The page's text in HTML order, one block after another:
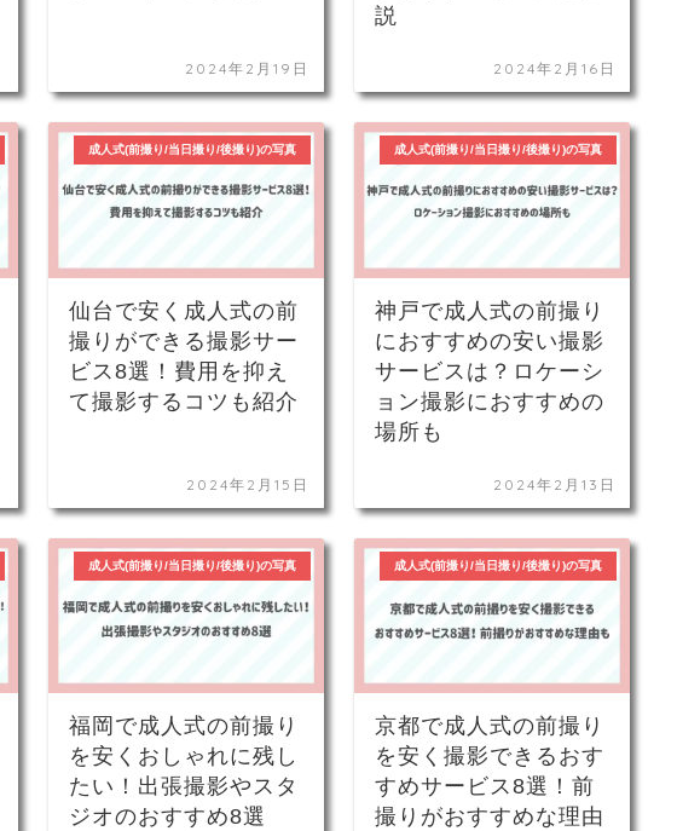
2024年2月19日
説
2024年2月16日
成人式(前撮り/当日撮り/後撮り)の写真
仙台で安く成人式の前
撮りができる撮影サー
ビス8選！費用を抑え
て撮影するコツも紹介
2024年2月15日
成人式(前撮り/当日撮り/後撮り)の写真
神戸で成人式の前撮り
におすすめの安い撮影
サービスは？ロケーシ
ョン撮影におすすめの
場所も
2024年2月13日
成人式(前撮り/当日撮り/後撮り)の写真
福岡で成人式の前撮り
を安くおしゃれに残し
たい！出張撮影やスタ
ジオのおすすめ8選
成人式(前撮り/当日撮り/後撮り)の写真
京都で成人式の前撮り
を安く撮影できるおす
すめサービス8選！前
撮りがおすすめな理由